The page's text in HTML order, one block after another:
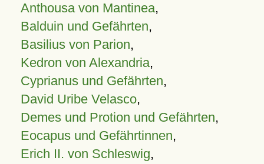
Anthousa von Mantinea,
Balduin und Gefährten,
Basilius von Parion,
Kedron von Alexandria,
Cyprianus und Gefährten,
David Uribe Velasco,
Demes und Protion und Gefährten,
Eocapus und Gefährtinnen,
Erich II. von Schleswig,